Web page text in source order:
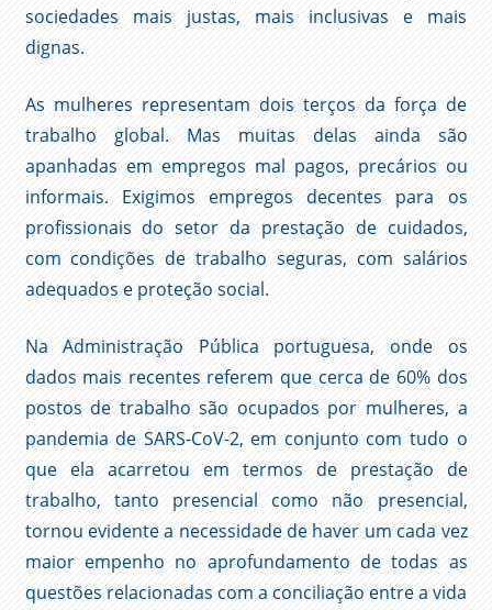
sociedades mais justas, mais inclusivas e mais
dignas.
As mulheres representam dois terços da força de
trabalho global. Mas muitas delas ainda são
apanhadas em empregos mal pagos, precários ou
informais. Exigimos empregos decentes para os
profissionais do setor da prestação de cuidados,
com condições de trabalho seguras, com salários
adequados e proteção social.
Na Administração Pública portuguesa, onde os
dados mais recentes referem que cerca de 60% dos
postos de trabalho são ocupados por mulheres, a
pandemia de SARS-CoV-2, em conjunto com tudo o
que ela acarretou em termos de prestação de
trabalho, tanto presencial como não presencial,
tornou evidente a necessidade de haver um cada vez
maior empenho no aprofundamento de todas as
questões relacionadas com a conciliação entre a vida